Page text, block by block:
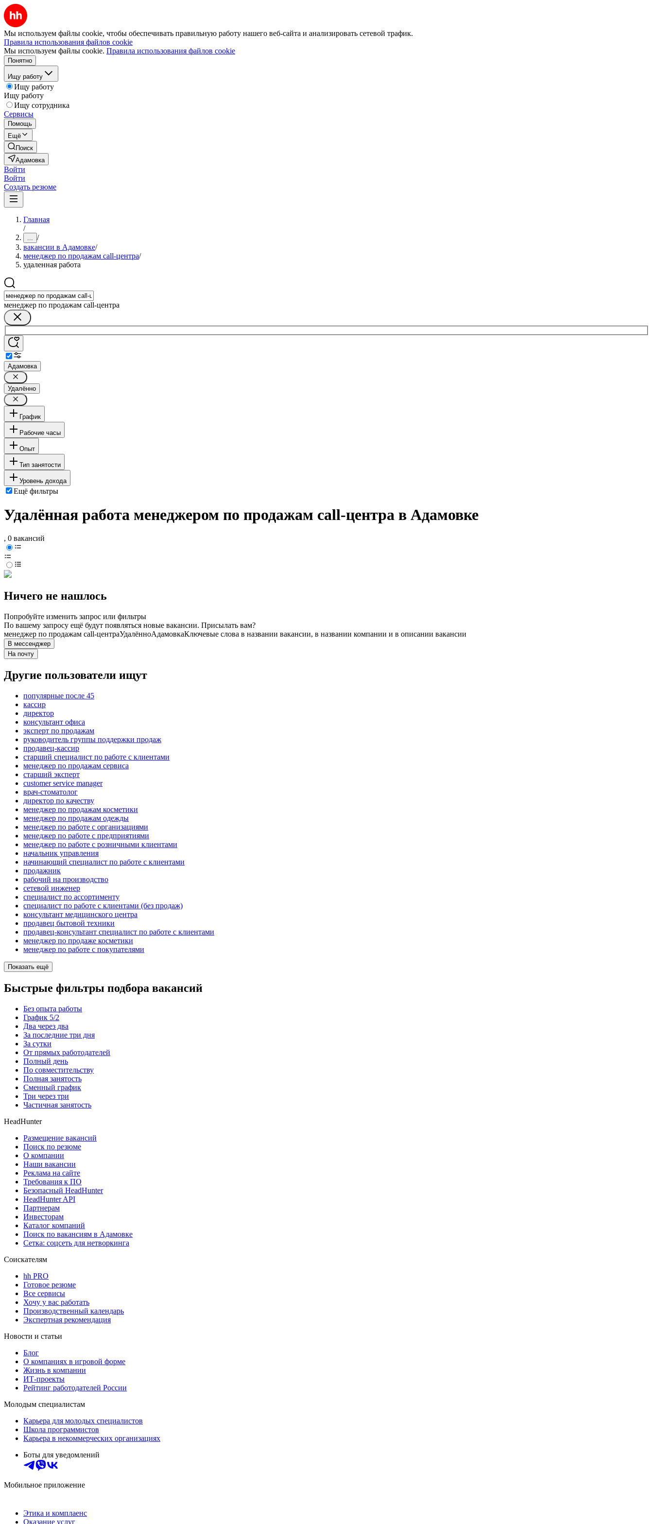
Мы используем файлы cookie, чтобы обеспечивать правильную работу нашего веб-сайта и анализировать сетевой трафик.
Правила использования файлов cookie
Мы используем файлы cookie. Правила использования файлов cookie
Понятно
Ищу работу
Ищу работу
Ищу работу
Ищу сотрудника
Сервисы
Помощь
Ещё
Поиск
Адамовка
Войти
Войти
Создать резюме
Главная
/
... /
вакансии в Адамовке/
менеджер по продажам call-центра/
удаленная работа
менеджер по продажам call-центра
Адамовка
Удалённо
График
Рабочие часы
Опыт
Тип занятости
Уровень дохода
Ещё фильтры
Удалённая работа менеджером по продажам call-центра в Адамовке
, 0 вакансий
Ничего не нашлось
Попробуйте изменить запрос или фильтры
По вашему запросу ещё будут появляться новые вакансии. Присылать вам?
менеджер по продажам call-центраУдалённоАдамовкаКлючевые слова в названии вакансии, в названии компании и в описании вакансии
В мессенджер
На почту
Другие пользователи ищут
популярные после 45
кассир
директор
консультант офиса
эксперт по продажам
руководитель группы поддержки продаж
продавец-кассир
старший специалист по работе с клиентами
менеджер по продажам сервиса
старший эксперт
customer service manager
врач-стоматолог
директор по качеству
менеджер по продажам косметики
менеджер по продажам одежды
менеджер по работе с организациями
менеджер по работе с предприятиями
менеджер по работе с розничными клиентами
начальник управления
начинающий специалист по работе с клиентами
продажник
рабочий на производство
сетевой инженер
специалист по ассортименту
специалист по работе с клиентами (без продаж)
консультант медицинского центра
продавец бытовой техники
продавец-консультант специалист по работе с клиентами
менеджер по продаже косметики
менеджер по работе с покупателями
Показать ещё
Быстрые фильтры подбора вакансий
Без опыта работы
График 5/2
Два через два
За последние три дня
За сутки
От прямых работодателей
Полный день
По совместительству
Полная занятость
Сменный график
Три через три
Частичная занятость
HeadHunter
Размещение вакансий
Поиск по резюме
О компании
Наши вакансии
Реклама на сайте
Требования к ПО
Безопасный HeadHunter
HeadHunter API
Партнерам
Инвесторам
Каталог компаний
Поиск по вакансиям в Адамовке
Сетка: соцсеть для нетворкинга
Соискателям
hh PRO
Готовое резюме
Все сервисы
Хочу у вас работать
Производственный календарь
Экспертная рекомендация
Новости и статьи
Блог
О компаниях в игровой форме
Жизнь в компании
ИТ-проекты
Рейтинг работодателей России
Молодым специалистам
Карьера для молодых специалистов
Школа программистов
Карьера в некоммерческих организациях
Боты для уведомлений
Мобильное приложение
Этика и комплаенс
Оказание услуг